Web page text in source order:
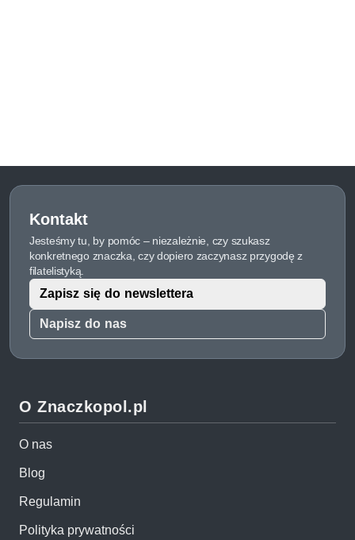
Kontakt
Jesteśmy tu, by pomóc – niezależnie, czy szukasz
konkretnego znaczka, czy dopiero zaczynasz przygodę z
filatelistyką.
Napisz do nas
Zapisz się do newslettera
O Znaczkopol.pl
O nas
Blog
Regulamin
Polityka prywatności